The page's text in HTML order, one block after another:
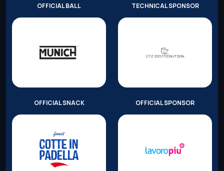
OFFICIAL BALL TECHNICAL SPONSOR
OFFICIAL SNACK OFFICIAL SPONSOR